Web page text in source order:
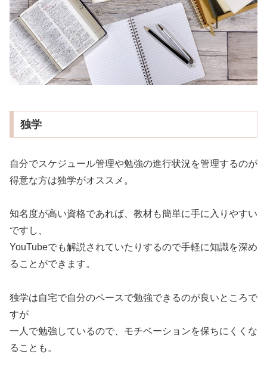
独学
自分でスケジュール管理や勉強の進行状況を管理するのが
得意な方は独学がオススメ。
知名度が高い資格であれば、教材も簡単に手に入りやすい
ですし、
YouTubeでも解説されていたりするので手軽に知識を深め
ることができます。
独学は自宅で自分のペースで勉強できるのが良いところで
すが
一人で勉強しているので、モチベーションを保ちにくくな
ることも。